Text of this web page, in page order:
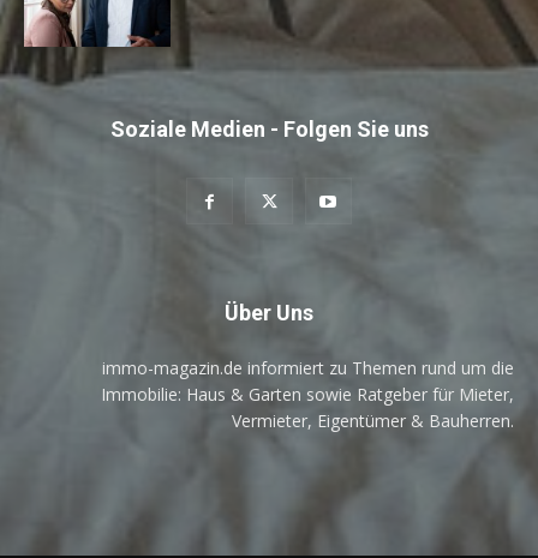
Soziale Medien - Folgen Sie uns
Über Uns
immo-magazin.de informiert zu Themen rund um die
Immobilie: Haus & Garten sowie Ratgeber für Mieter,
Vermieter, Eigentümer & Bauherren.